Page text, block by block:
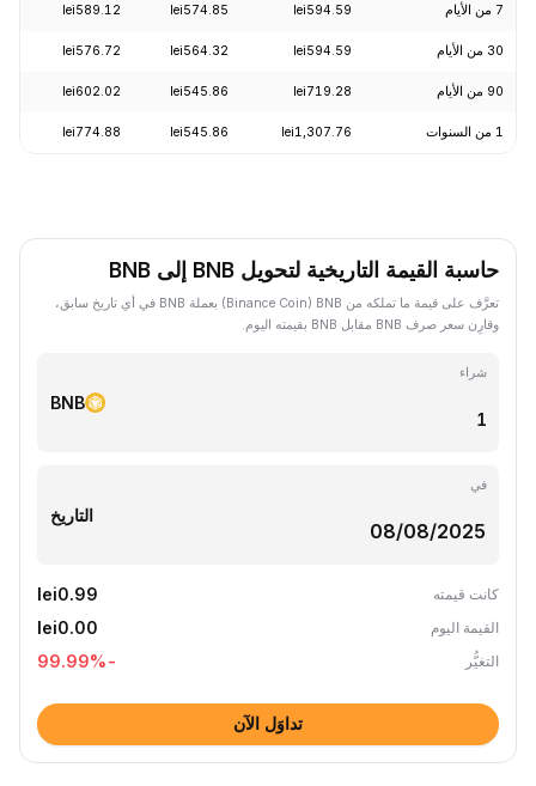
7 من الأيام lei594.59
lei574.85
lei589.12
30 من الأيام lei594.59
lei564.32
lei576.72
90 من الأيام lei719.28
lei545.86
lei602.02
1 من السنوات lei1,307.76
lei545.86
lei774.88
حاسبة القيمة التاريخية لتحويل BNB إلى BNB
تعرَّف على قيمة ما تملكه من BNB ‏(Binance Coin) بعملة BNB في أي تاريخ سابق،
وقارِن سعر صرف BNB مقابل BNB بقيمته اليوم.
شراء
BNB
في
التاريخ
كانت قيمته lei0.99
القيمة اليوم lei0.00
التغيُّر -99.99
%
تداوَل الآن